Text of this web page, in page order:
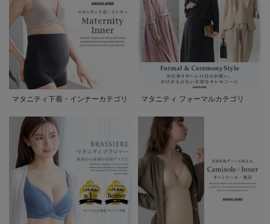
マタニティ下着・インナーカテゴリ マタニティ フォーマルカテゴリ